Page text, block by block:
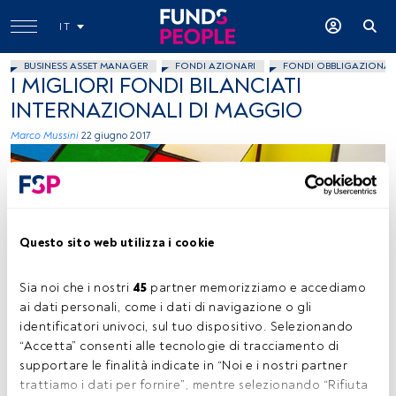
Questo sito web utilizza i cookie
Sia noi che i nostri 45 partner memorizziamo e accediamo
ai dati personali, come i dati di navigazione o gli
identificatori univoci, sul tuo dispositivo. Selezionando
“Accetta” consenti alle tecnologie di tracciamento di
supportare le finalità indicate in “Noi e i nostri partner
trattiamo i dati per fornire”, mentre selezionando “Rifiuta
IT
BUSINESS ASSET MANAGER FONDI AZIONARI FONDI
I MIGLIORI FONDI BILANCIATI
INTERNAZIONALI DI MAGGIO
Marco Mussini 22 giugno 2017
YorchMorgovo, Flickr, Creative Commons
Tempo di lettura:2 min.